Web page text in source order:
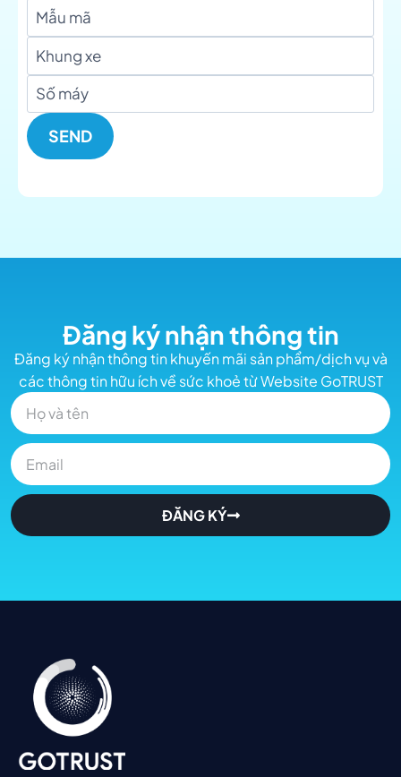
Đăng ký nhận thông tin
Đăng ký nhận thông tin khuyến mãi sản phẩm/dịch vụ và
các thông tin hữu ích về sức khoẻ từ Website GoTRUST
ĐĂNG KÝ